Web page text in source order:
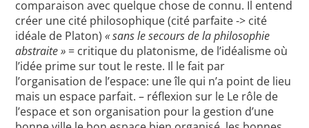
comparaison avec quelque chose de connu. Il entend
créer une cité philosophique (cité parfaite -> cité
idéale de Platon)« sans le secours de la philosophie
abstraite » = critique du platonisme, de l’idéalisme où
l’idée prime sur tout le reste. Il le fait par
l’organisation de l’espace: une île qui n’a point de lieu
mais un espace parfait. – réflexion sur le Le rôle de
l’espace et son organisation pour la gestion d’une